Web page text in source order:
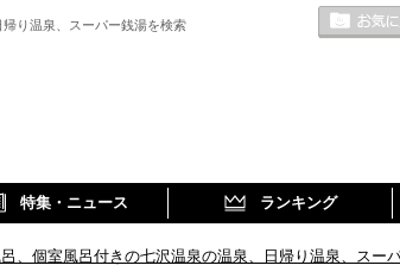
り温泉、スーパー銭湯を検索
特集・ニュース ランキング
、個室風呂付きの七沢温泉の温泉、日帰り温泉、スー